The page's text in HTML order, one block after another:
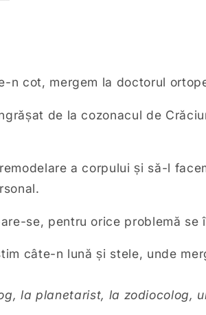
n cot, mergem la doctorul
de la cozonacul de
a corpului și să-l
se, pentru orice problemă se
câte-n lună și stele, unde
la planetarist, la zodiocolog,